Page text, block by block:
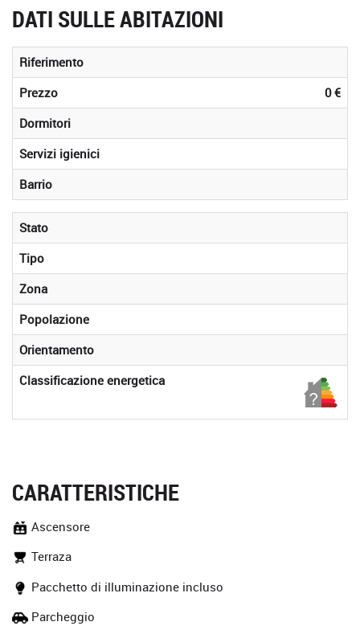
DATI SULLE ABITAZIONI
Riferimento
Prezzo
0 €
Dormitori
Servizi igienici
Barrio
Stato
Tipo
Zona
Popolazione
Orientamento
Classificazione energetica
CARATTERISTICHE
Ascensore
Terraza
Pacchetto di illuminazione incluso
Parcheggio